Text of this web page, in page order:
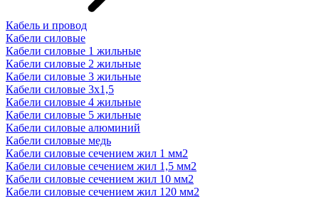
Кабель и провод
Кабели силовые
Кабели силовые 1 жильные
Кабели силовые 2 жильные
Кабели силовые 3 жильные
Кабели силовые 3х1,5
Кабели силовые 4 жильные
Кабели силовые 5 жильные
Кабели силовые алюминий
Кабели силовые медь
Кабели силовые сечением жил 1 мм2
Кабели силовые сечением жил 1,5 мм2
Кабели силовые сечением жил 10 мм2
Кабели силовые сечением жил 120 мм2